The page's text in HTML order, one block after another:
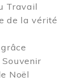
Travail
de la vérité
Noël